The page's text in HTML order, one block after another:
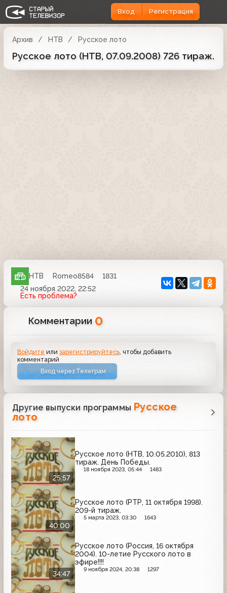
Вход Регистрация
Архив НТВ Русское лото
Русское лото (НТВ, 07.09.2008) 726 тираж.
НТВ Romeo8584
1831
24 ноября 2022, 22:52
Есть проблема?
Комментарии 0
Войдите илизарегистрируйтесь , чтобы добавить
комментарий
Вход через Телеграм
Другие выпуски программы Русское
лото
25:57
Русское лото (НТВ, 10.05.2010), 813
тираж. День Победы.
18 ноября 2023, 05:44 1483
40:00
Русское лото (РТР, 11 октября 1998).
209-й тираж.
5 марта 2023, 03:30 1643
34:47
Русское лото (Россия, 16 октября
2004). 10-летие Русского лото в
эфире!!!!
9 ноября 2024, 20:38 1297